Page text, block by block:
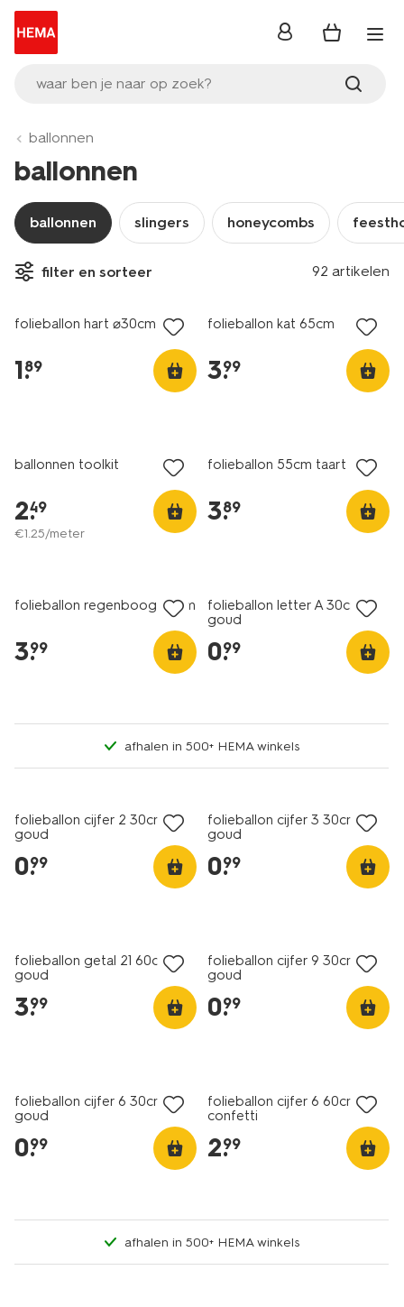
waar ben je naar op zoek?
inloggen
ballonnen
ballonnen
ballonnen slingers honeycombs
filter en sorteer 92 artikelen
folieballon hart ⌀30cm
1.
89
folieballon kat 65cm
3.
99
ballonnen toolkit
2.
49
€1.25/meter
folieballon 55cm taart
3.
89
folieballon regenboog 60cm
3.
99
folieballon letter A 30cm
goud
0.
99
afhalen in 500+ HEMA winkels
folieballon cijfer 2 30cm
goud
0.
99
folieballon cijfer 3 30cm
goud
0.
99
folieballon getal 21 60cm
goud
3.
99
folieballon cijfer 9 30cm
goud
0.
99
folieballon cijfer 6 30cm
goud
0.
99
folieballon cijfer 6 60cm
confetti
2.
99
afhalen in 500+ HEMA winkels